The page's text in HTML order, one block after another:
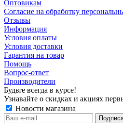
Оптовикам
Cогласие на обработку
Отзывы
Информация
Условия оплаты
Условия доставки
Гарантия на товар
Помощь
Вопрос-ответ
Производители
Будьте всегда в курсе!
Узнавайте о скидках и акциях
Новости магазина